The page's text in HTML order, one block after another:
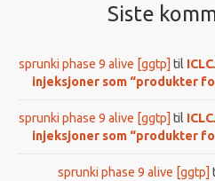
Siste
sprunki phase 9 alive [ggtp] til
injeksjoner som “produkter
sprunki phase 9 alive [ggtp] til
injeksjoner som “produkter
sprunki phase 9 alive [ggtp]